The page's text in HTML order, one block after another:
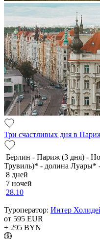
Три счастливых дня в
Берлин - Париж (3 дня) -
Трувиль)* - долина
8 дней
7 ночей
28.10
Туроператор: Интер
от 595 EUR
+ 295 BYN